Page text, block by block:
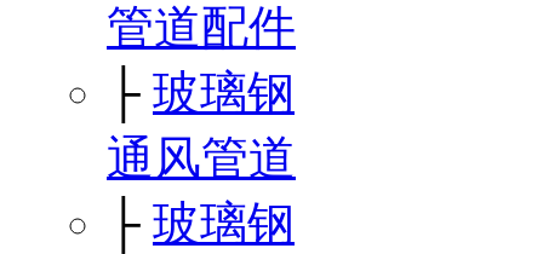
管道配件
├ 玻璃钢
通风管道
├ 玻璃钢